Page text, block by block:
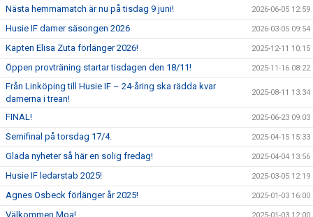
Nästa hemmamatch är nu på tisdag 9 juni! 2026-06-05 12:59
Husie IF damer säsongen 2026 2026-03-05 09:54
Kapten Elisa Zuta förlänger 2026! 2025-12-11 10:15
Öppen provträning startar tisdagen den 18/11! 2025-11-16 08:22
Från Linköping till Husie IF – 24-åring ska rädda kvar
damerna i trean!
2025-08-11 13:34
FINAL! 2025-06-23 09:03
Semifinal på torsdag 17/4. 2025-04-15 15:33
Glada nyheter så här en solig fredag! 2025-04-04 13:56
Husie IF ledarstab 2025! 2025-03-05 12:19
Agnes Osbeck förlänger år 2025! 2025-01-03 16:00
Välkommen Moa!